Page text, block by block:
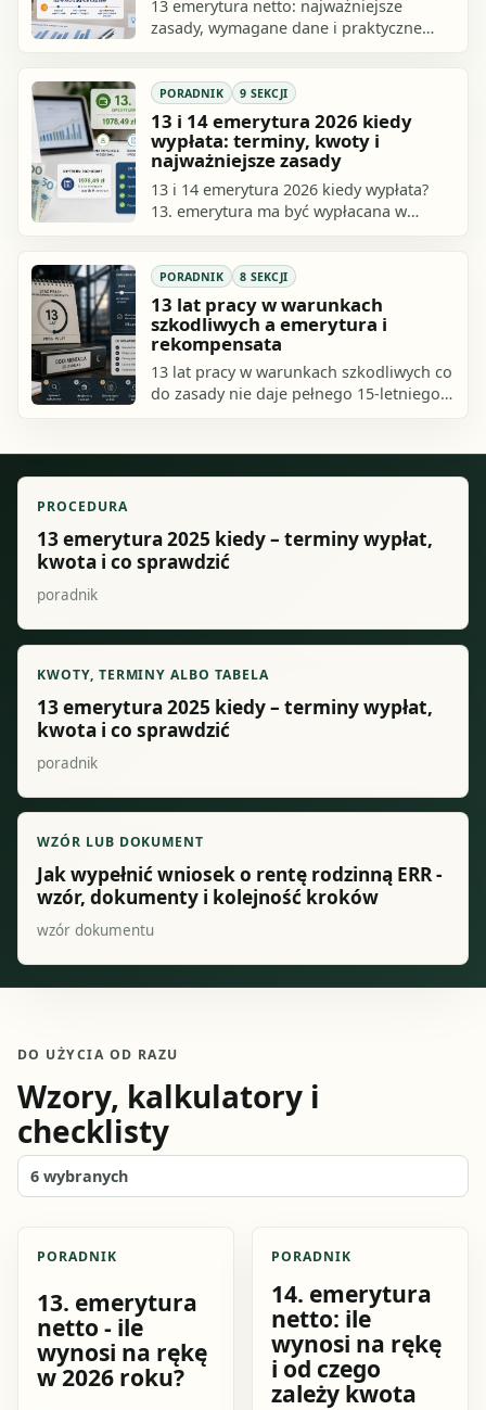
13 emerytura netto: najważniejsze
zasady, wymagane dane i praktyczne
PORADNIK 9 SEKCJI
13 i 14 emerytura 2026 kiedy
wypłata: terminy, kwoty i
najważniejsze zasady
13 i 14 emerytura 2026 kiedy wypłata?
13. emerytura ma być wypłacana w
we.
PORADNIK 8 SEKCJI
13 lat pracy w warunkach
szkodliwych a emerytura i
rekompensata
13 lat pracy w warunkach szkodliwych co
do zasady nie daje pełnego 15-letniego
PROCEDURA
13 emerytura 2025 kiedy – terminy wypłat,
kwota i co sprawdzić
poradnik
KWOTY, TERMINY ALBO TABELA
13 emerytura 2025 kiedy – terminy wypłat,
kwota i co sprawdzić
poradnik
WZÓR LUB DOKUMENT
Jak wypełnić wniosek o rentę rodzinną ERR -
wzór, dokumenty i kolejność kroków
wzór dokumentu
DO UŻYCIA OD RAZU
Wzory, kalkulatory i
checklisty
6 wybranych
PORADNIK
13. emerytura
netto - ile
wynosi na rękę
w 2026 roku?
PORADNIK
14. emerytura
netto: ile
wynosi na rękę
i od czego
zależy kwota